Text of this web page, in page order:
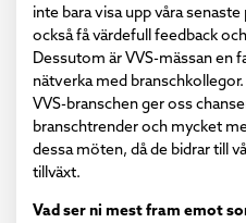
inte bara visa upp våra
också få värdefull feedback
Dessutom är VVS-mässan en
nätverka med
VVS-branschen ger oss
branschtrender och mycket
dessa möten, då de bidrar till
tillväxt.
Vad ser ni mest fram emot